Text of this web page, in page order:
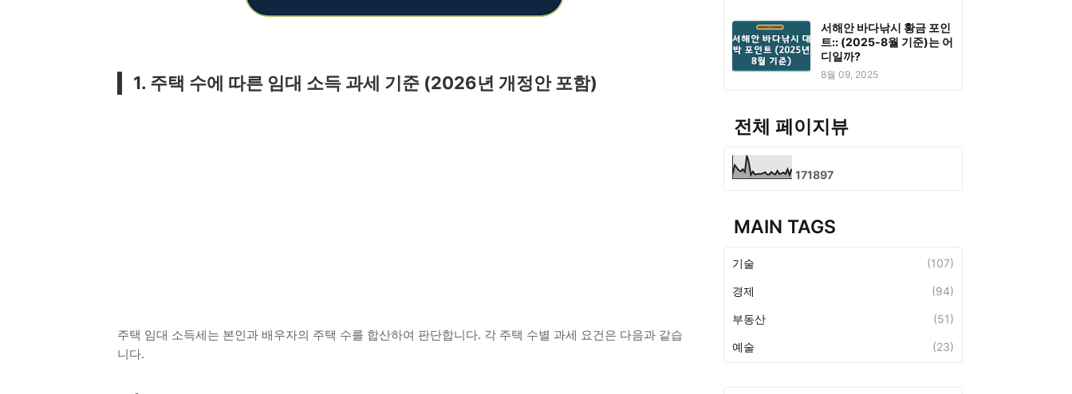
1. 주택 수에 따른 임대 소득 과세 기준 (2026년 개정안 포함)
주택 임대 소득세는 본인과 배우자의 주택 수를 합산하여 판단합니다. 각 주택 수별 과세 요건은 다음과 같습
니다.
서해안 바다낚시 황금 포인
트:: (2025-8월 기준)는 어
디일까?
8월 09, 2025
전체 페이지뷰
171897
MAIN TAGS
기술 (107)
경제 (94)
부동산 (51)
예술 (23)